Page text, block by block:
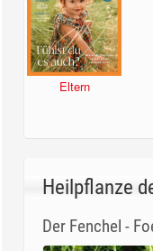
Eltern
Heilpflanze
Der Fenchel -